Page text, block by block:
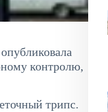
контролю,
трипс.